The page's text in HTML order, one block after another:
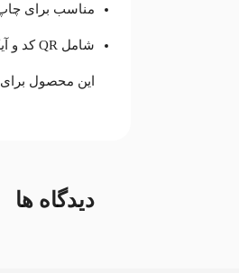
مناسب برای چاپ
شامل QR کد و آیکون‌های شبکه‌های اجتماعی
این محصول
دیدگاه ها